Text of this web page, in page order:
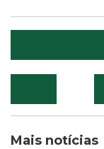
Mais notícias